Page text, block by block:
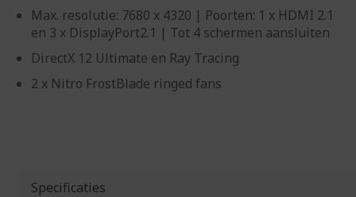
Max. resolutie: 7680 x 4320 | Poorten: 1 x HDMI 2.1
en 3 x DisplayPort2.1 | Tot 4 schermen aansluiten
DirectX 12 Ultimate en Ray Tracing
2 x Nitro FrostBlade ringed fans
Specificaties